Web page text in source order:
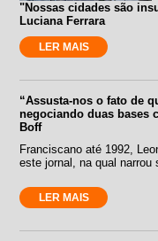
"Nossas cidades são
Luciana Ferrara
LER MAIS
“Assusta-nos o fato de
negociando duas bases
Boff
Franciscano até 1992,
este jornal, na qual narrou
LER MAIS